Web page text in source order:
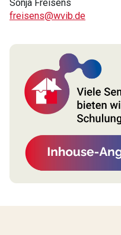
Sonja Freisens
freisens@wvib.de